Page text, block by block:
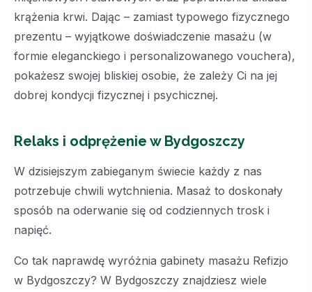
krążenia krwi. Dając – zamiast typowego fizycznego
prezentu – wyjątkowe doświadczenie masażu (w
formie eleganckiego i personalizowanego vouchera),
pokażesz swojej bliskiej osobie, że zależy Ci na jej
dobrej kondycji fizycznej i psychicznej.
Relaks i odprężenie w Bydgoszczy
W dzisiejszym zabieganym świecie każdy z nas
potrzebuje chwili wytchnienia. Masaż to doskonały
sposób na oderwanie się od codziennych trosk i
napięć.
Co tak naprawdę wyróżnia gabinety masażu Refizjo
w Bydgoszczy? W Bydgoszczy znajdziesz wiele